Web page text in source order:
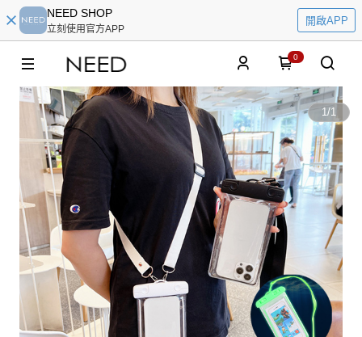
NEED SHOP
立刻使用官方APP
開啟APP
0
1/1